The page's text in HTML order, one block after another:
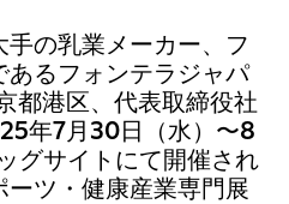
の乳業メーカー、フ
あるフォンテラジャパ
都港区、代表取締役社
年7月30日（水）〜8
グサイトにて開催され
ーツ・健康産業専門展